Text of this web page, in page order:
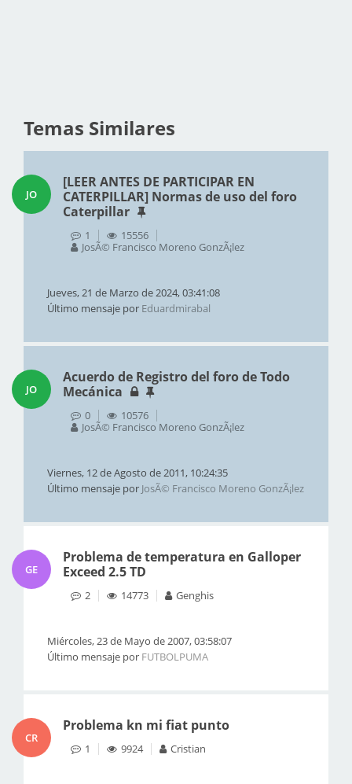
Temas Similares
JO
[LEER ANTES DE PARTICIPAR EN
CATERPILLAR] Normas de uso del foro
Caterpillar
1
15556
JosÃ© Francisco Moreno GonzÃ¡lez
Jueves, 21 de Marzo de 2024, 03:41:08
Último mensaje por Eduardmirabal
JO
Acuerdo de Registro del foro de Todo
Mecánica
0
10576
JosÃ© Francisco Moreno GonzÃ¡lez
Viernes, 12 de Agosto de 2011, 10:24:35
Último mensaje por JosÃ© Francisco Moreno GonzÃ¡lez
GE
Problema de temperatura en Galloper
Exceed 2.5 TD
2 14773 Genghis
Miércoles, 23 de Mayo de 2007, 03:58:07
Último mensaje por FUTBOLPUMA
CR
Problema kn mi fiat punto
1 9924 Cristian